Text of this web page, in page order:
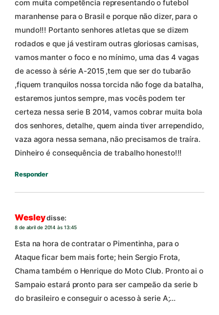
com muita competência representando o futebol
maranhense para o Brasil e porque não dizer, para o
mundo!!! Portanto senhores atletas que se dizem
rodados e que já vestiram outras gloriosas camisas,
vamos manter o foco e no mínimo, uma das 4 vagas
de acesso à série A-2015 ,tem que ser do tubarão
,fiquem tranquilos nossa torcida não foge da batalha,
estaremos juntos sempre, mas vocês podem ter
certeza nessa serie B 2014, vamos cobrar muita bola
dos senhores, detalhe, quem ainda tiver arrependido,
vaza agora nessa semana, não precisamos de traíra.
Dinheiro é consequência de trabalho honesto!!!
Responder
Wesleydisse:
8 de abril de 2014 às 13:45
Esta na hora de contratar o Pimentinha, para o
Ataque ficar bem mais forte; hein Sergio Frota,
Chama também o Henrique do Moto Club. Pronto ai o
Sampaio estará pronto para ser campeão da serie b
do brasileiro e conseguir o acesso à serie A;…